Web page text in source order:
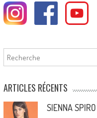
Rechercher
ARTICLES RÉCENTS
SIENNA